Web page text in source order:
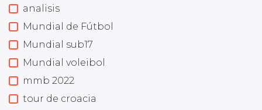
analisis
Mundial de Fútbol
Mundial sub17
Mundial voleibol
mmb 2022
tour de croacia